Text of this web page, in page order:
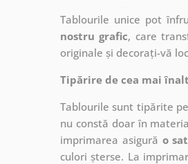
Tablourile unice pot
nostru grafic, care
originale și decorați-vă
Tipărire de cea mai
Tablourile sunt tipărite
nu constă doar în
imprimarea asigură o
culori șterse. La